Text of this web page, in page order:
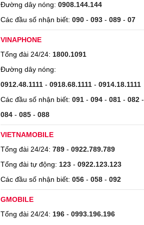
Đường dây nóng: 0908.144.144
Các đầu số nhận biết: 090 - 093 - 089 - 07
VINAPHONE
Tổng đài 24/24: 1800.1091
Đường dây nóng:
0912.48.1111 - 0918.68.1111 - 0914.18.1111
Các đầu số nhận biết: 091 - 094 - 081 - 082 -
084 - 085 - 088
VIETNAMOBILE
Tổng đài 24/24: 789 - 0922.789.789
Tổng đài tự động: 123 - 0922.123.123
Các đầu số nhận biết: 056 - 058 - 092
GMOBILE
Tổng đài 24/24: 196 - 0993.196.196